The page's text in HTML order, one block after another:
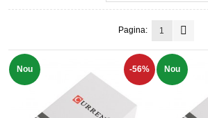
Pagina: 1
Nou -56% Nou